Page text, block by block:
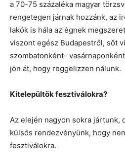
a 70-75 százaléka magyar
rengetegen járnak hozzánk, az
lakók is hála az égnek
viszont egész Budapestről, sőt
szombatonként-
jön át, hogy reggelizzen nálunk.
Kitelepültök fesztiválokra?
Az elején nagyon sokra jártunk,
külsős rendezvényünk, hogy
fesztiválokra.